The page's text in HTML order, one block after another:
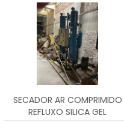
SECADOR AR COMPRIMIDO
REFLUXO SILICA GEL